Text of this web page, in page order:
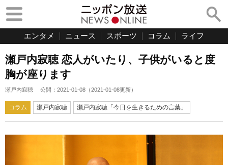
エンタメ ニュース スポーツ コラム ライフ
瀬戸内寂聴 恋人がいたり、子供がいると度
胸が座ります
瀬戸内寂聴 公開： 2021-01-08 （2021-01-08更新）
コラム 瀬戸内寂聴 瀬戸内寂聴「今日を生きるための言葉」